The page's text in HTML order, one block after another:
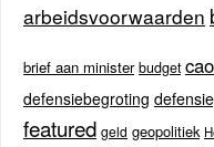
arbeidsvoorwaarden
brief aan minister budget cao
defensiebegroting
featured geld geopolitiek